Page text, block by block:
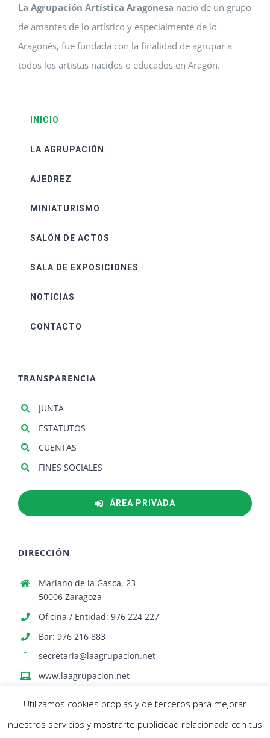
La Agrupación Artística Aragonesa nació de un grupo
de amantes de lo artístico y especialmente de lo
Aragonés, fue fundada con la finalidad de agrupar a
todos los artistas nacidos o educados en Aragón.
INICIO
LA AGRUPACIÓN
AJEDREZ
MINIATURISMO
SALÓN DE ACTOS
SALA DE EXPOSICIONES
NOTICIAS
CONTACTO
TRANSPARENCIA
JUNTA
ESTATUTOS
CUENTAS
FINES SOCIALES
ÁREA PRIVADA
DIRECCIÓN
Mariano de la Gasca, 23
50006 Zaragoza
Oficina / Entidad: 976 224 227
Bar: 976 216 883
secretaria@laagrupacion.net
www.laagrupacion.net
Utilizamos cookies propias y de terceros para mejorar
nuestros servicios y mostrarte publicidad relacionada con tus